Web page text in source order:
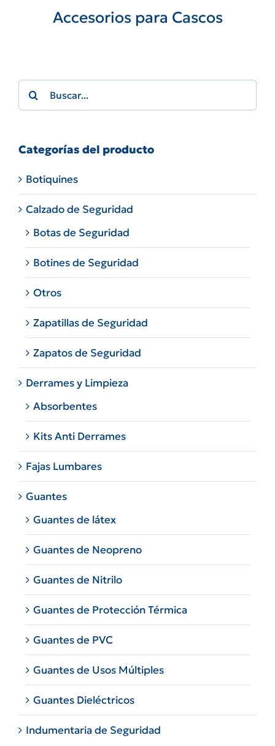
Accesorios para Cascos
Search
for:
Categorías del producto
Botiquines
Calzado de Seguridad
Botas de Seguridad
Botines de Seguridad
Otros
Zapatillas de Seguridad
Zapatos de Seguridad
Derrames y Limpieza
Absorbentes
Kits Anti Derrames
Fajas Lumbares
Guantes
Guantes de látex
Guantes de Neopreno
Guantes de Nitrilo
Guantes de Protección Térmica
Guantes de PVC
Guantes de Usos Múltiples
Guantes Dieléctricos
Indumentaria de Seguridad